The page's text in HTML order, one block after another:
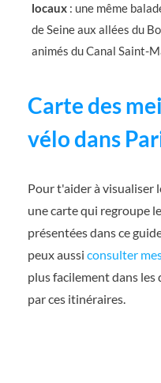
locaux : une même
de Seine aux allées du
animés du Canal Saint-
Carte des
vélo dans
Pour t'aider à visualiser
une carte qui regroupe
présentées dans ce
peux aussi consulter
plus facilement dans
par ces itinéraires.